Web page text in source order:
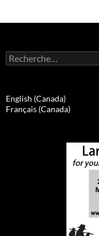
Rechercher :
English (Canada)
Français (Canada)